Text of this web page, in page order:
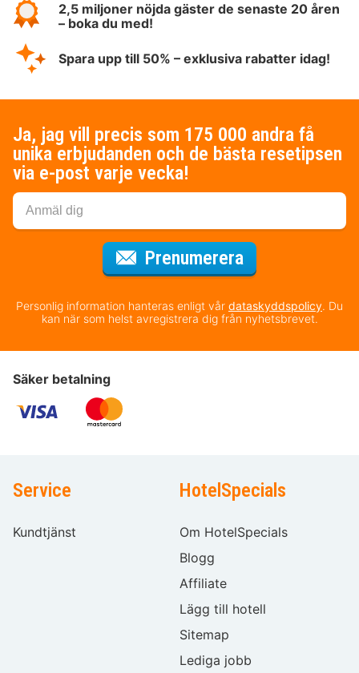
2,5 miljoner nöjda gäster de senaste 20 åren
– boka du med!
Spara upp till 50% – exklusiva rabatter idag!
Ja, jag vill precis som 175 000 andra få
unika erbjudanden och de bästa resetipsen
via e-post varje vecka!
Prenumerera
Personlig information hanteras enligt vår dataskyddspolicy. Du
kan när som helst avregistrera dig från nyhetsbrevet.
Säker betalning
Service
Kundtjänst
HotelSpecials
Om HotelSpecials
Blogg
Affiliate
Lägg till hotell
Sitemap
Lediga jobb